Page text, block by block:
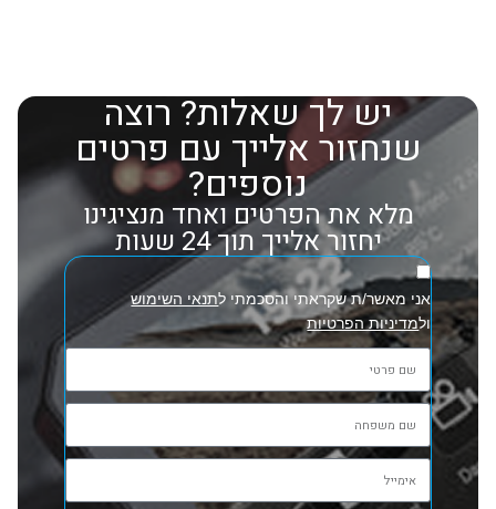
יש לך שאלות? רוצה
שנחזור אלייך עם פרטים
נוספים?
מלא את הפרטים ואחד מנציגינו
יחזור אלייך תוך 24 שעות
אני מאשר/ת שקראתי והסכמתי לתנאי השימוש
ולמדיניות הפרטיות